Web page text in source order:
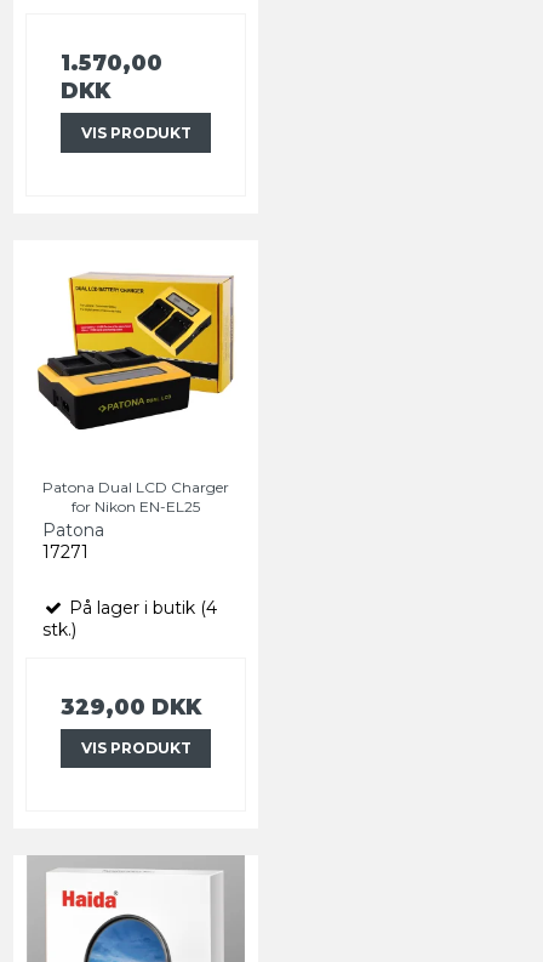
1.570,00
DKK
VIS PRODUKT
Patona Dual LCD Charger
for Nikon EN-EL25
Patona
17271
På lager i butik (4
stk.)
329,00 DKK
VIS PRODUKT